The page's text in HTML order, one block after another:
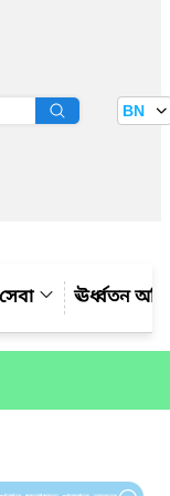
BN
ঊর্ধ্বতন